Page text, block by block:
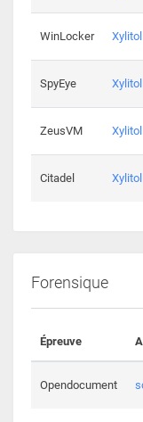
WinLocker Xylitol
SpyEye Xylitol
ZeusVM Xylitol
Citadel Xylitol
Forensique
Épreuve
Opendocument